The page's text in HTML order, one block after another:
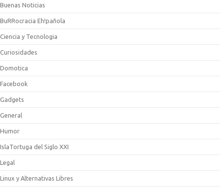
Buenas Noticias
BuRRocracia Eh!pañola
Ciencia y Tecnologia
Curiosidades
Domotica
Facebook
Gadgets
General
Humor
IslaTortuga del Siglo XXI
Legal
Linux y Alternativas Libres